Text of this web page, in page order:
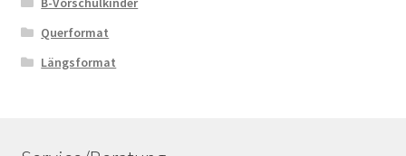
Querformat
Längsformat